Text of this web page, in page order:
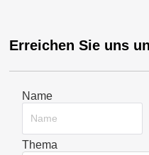
Erreichen Sie uns
Name
Thema